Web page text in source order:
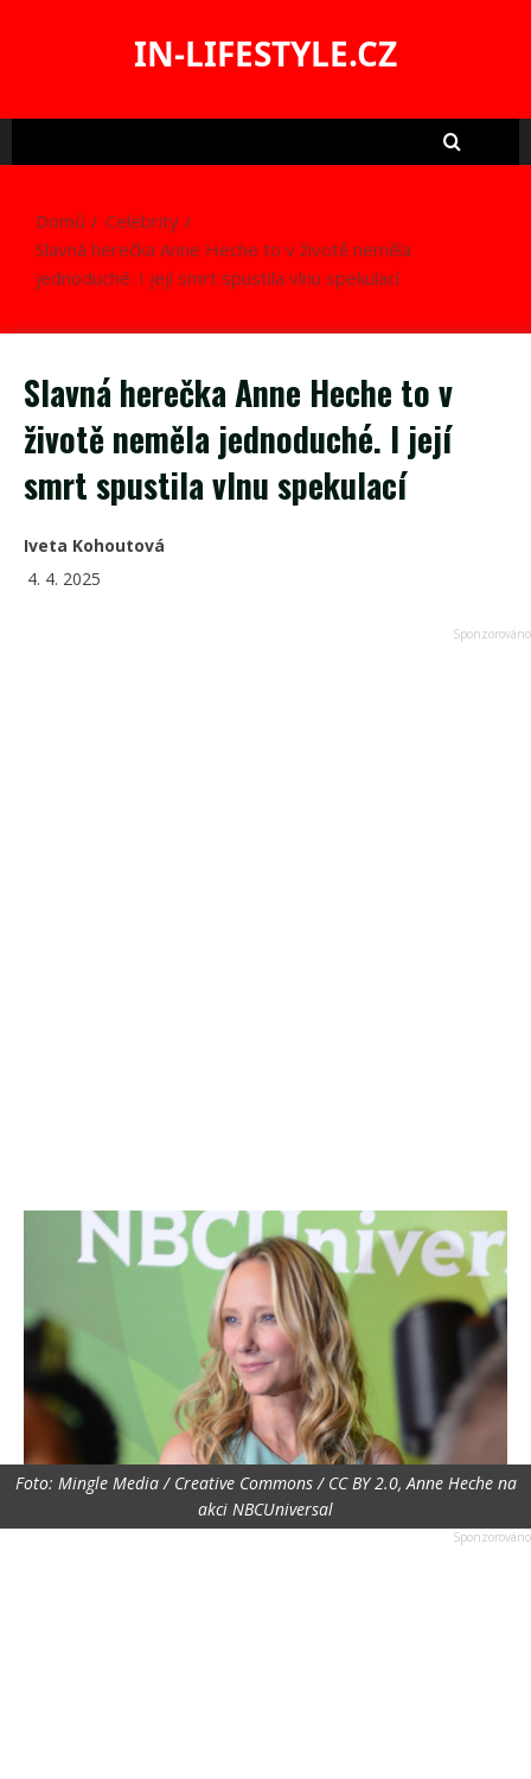
IN-LIFESTYLE.CZ
Domů
Celebrity
Slavná herečka Anne Heche to v životě neměla
jednoduché. I její smrt spustila vlnu spekulací
Slavná herečka Anne Heche to v
životě neměla jednoduché. I její
smrt spustila vlnu spekulací
Iveta Kohoutová
4. 4. 2025
Foto: Mingle Media / Creative Commons / CC BY 2.0, Anne Heche na
akci NBCUniversal